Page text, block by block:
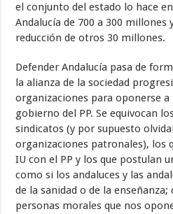
el conjunto del estado lo hace
Andalucía de 700 a 300 millones
reducción de otros 30 millones.
Defender Andalucía pasa de
la alianza de la sociedad
organizaciones para oponerse
gobierno del PP. Se equivocan
sindicatos (y por supuesto
organizaciones patronales), los
IU con el PP y los que postulan
como si los andaluces y las
de la sanidad o de la
personas morales que nos